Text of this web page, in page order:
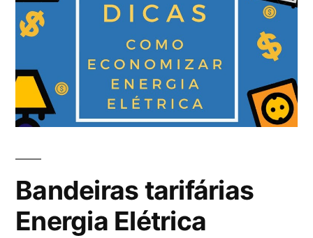
Bandeiras tarifárias
Energia Elétrica